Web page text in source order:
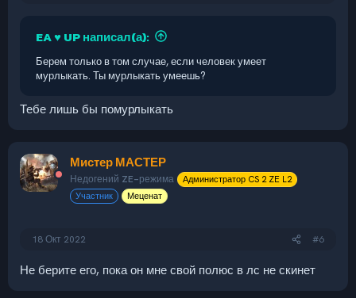
EA ♥ UP написал(а):
Берем только в том случае, если человек умеет
мурлыкать. Ты мурлыкать умеешь?
Тебе лишь бы помурлыкать
Мистер МАСТЕР
Недогений ZE-режима
Администратор CS 2 ZE L2
Участник
Меценат
18 Окт 2022 #6
Не берите его, пока он мне свой полюс в лс не скинет